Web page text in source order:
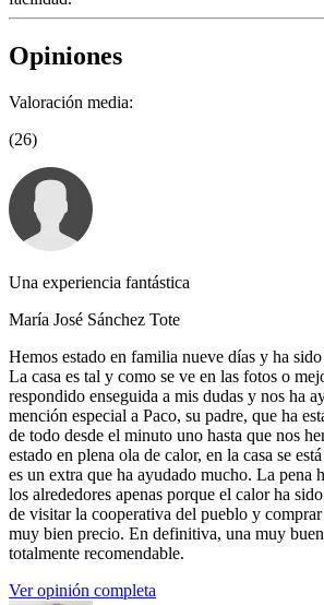
Opiniones
Valoración media:
(26)
Una experiencia fantástica
María José Sánchez Tote
Hemos estado en familia nueve días y ha
La casa es tal y como se ve en las fotos o
respondido enseguida a mis dudas y nos ha
mención especial a Paco, su padre, que ha
de todo desde el minuto uno hasta que nos
estado en plena ola de calor, en la casa se
es un extra que ha ayudado mucho. La pena
los alrededores apenas porque el calor ha
de visitar la cooperativa del pueblo y
muy bien precio. En definitiva, una muy
totalmente recomendable.
Ver opinión completa